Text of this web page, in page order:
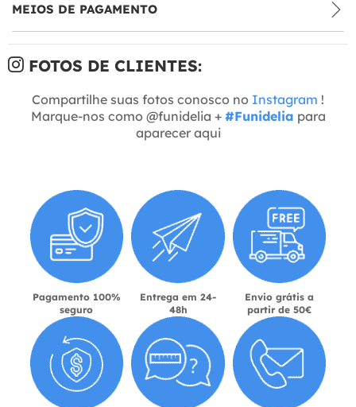
MEIOS DE PAGAMENTO
FOTOS DE CLIENTES:
Compartilhe suas fotos conosco no Instagram !
Marque-nos como @funidelia + #Funidelia para
aparecer aqui
Pagamento 100%
seguro
Entrega em 24-
48h
Envio grátis a
partir de 50€